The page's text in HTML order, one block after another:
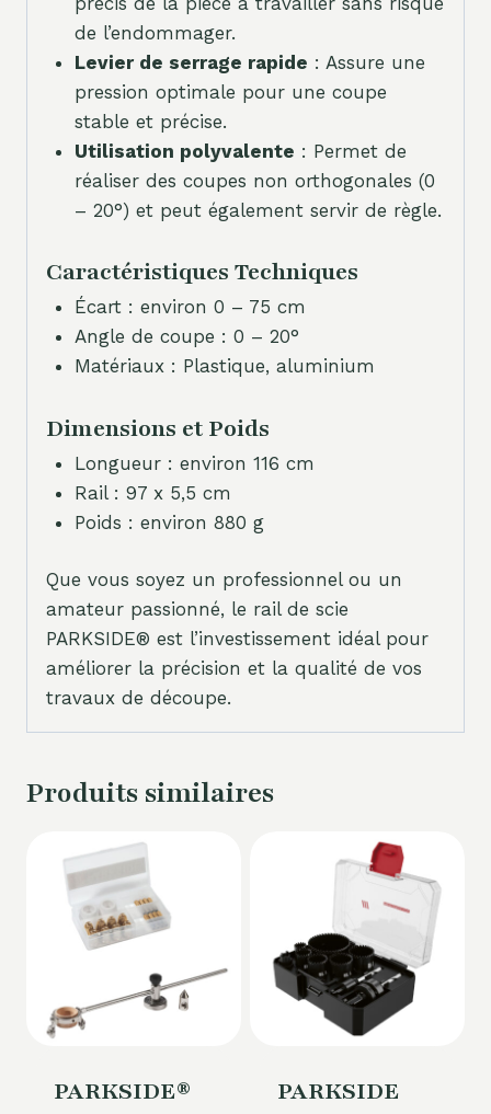
de l’endommager.
Levier de serrage rapide : Assure une
pression optimale pour une coupe
stable et précise.
Utilisation polyvalente : Permet de
réaliser des coupes non orthogonales (0
– 20°) et peut également servir de règle.
Caractéristiques Techniques
Écart : environ 0 – 75 cm
Angle de coupe : 0 – 20°
Matériaux : Plastique, aluminium
Dimensions et Poids
Longueur : environ 116 cm
Rail : 97 x 5,5 cm
Poids : environ 880 g
Que vous soyez un professionnel ou un
amateur passionné, le rail de scie
PARKSIDE® est l’investissement idéal pour
améliorer la précision et la qualité de vos
travaux de découpe.
Produits similaires
PARKSIDE®
PARKSIDE